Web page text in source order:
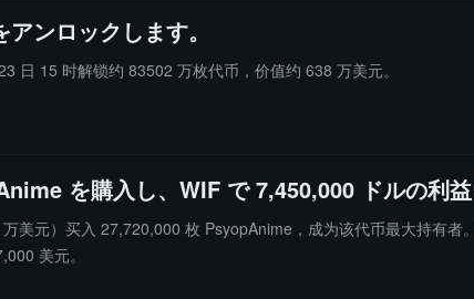
ンロックします。
日 15 时解锁约 83502 万枚代币，价值约 638 万美元。
を購入し、WIF で 7,450,000 ドルの利益
元）买入 27,720,000 枚 PsyopAnime，成为该代币最大持有者
美元。